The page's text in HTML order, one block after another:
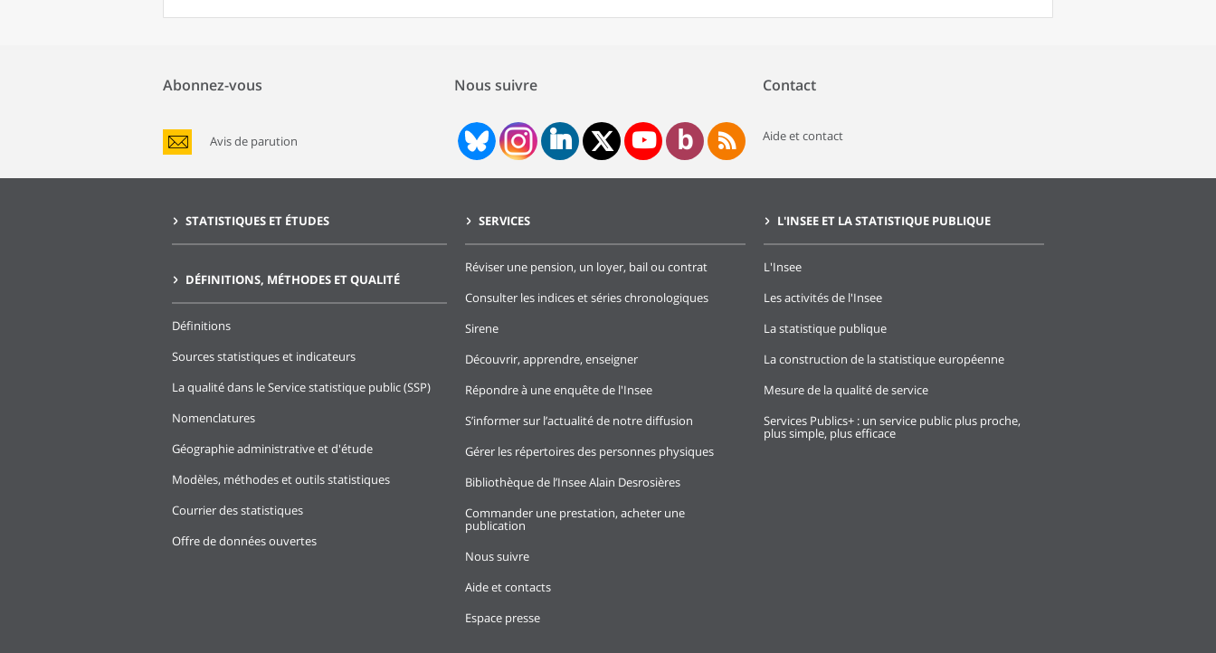
Abonnez-vous
Avis de parution
Nous suivre Contact
Aide et contact
STATISTIQUES ET ÉTUDES
DÉFINITIONS, MÉTHODES ET QUALITÉ
Définitions
Sources statistiques et indicateurs
La qualité dans le Service statistique public (SSP)
Nomenclatures
Géographie administrative et d'étude
Modèles, méthodes et outils statistiques
Courrier des statistiques
Offre de données ouvertes
SERVICES
Réviser une pension, un loyer, bail ou contrat
Consulter les indices et séries chronologiques
Sirene
Découvrir, apprendre, enseigner
Répondre à une enquête de l'Insee
S’informer sur l’actualité de notre diffusion
Gérer les répertoires des personnes physiques
Bibliothèque de l’Insee Alain Desrosières
Commander une prestation, acheter une
publication
Nous suivre
Aide et contacts
Espace presse
L'INSEE ET LA STATISTIQUE PUBLIQUE
L'Insee
Les activités de l'Insee
La statistique publique
La construction de la statistique européenne
Mesure de la qualité de service
Services Publics+ : un service public plus proche,
plus simple, plus efficace